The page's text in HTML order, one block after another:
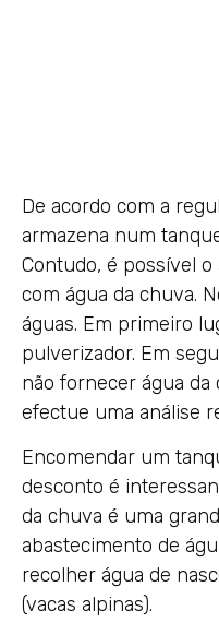
De acordo com a
armazena num
Contudo, é possível
com água da chuva.
águas. Em primeiro
pulverizador. Em
não fornecer água da
efectue uma análise
Encomendar um
desconto é
da chuva é uma
abastecimento de
recolher água de
(vacas alpinas).